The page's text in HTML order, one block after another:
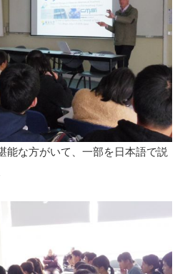
能な方がいて、一部を日本語で説